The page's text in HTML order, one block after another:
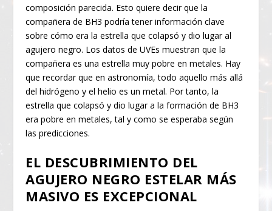
composición parecida. Esto quiere decir que la
compañera de BH3 podría tener información clave
sobre cómo era la estrella que colapsó y dio lugar al
agujero negro. Los datos de UVEs muestran que la
compañera es una estrella muy pobre en metales. Hay
que recordar que en astronomía, todo aquello más allá
del hidrógeno y el helio es un metal. Por tanto, la
estrella que colapsó y dio lugar a la formación de BH3
era pobre en metales, tal y como se esperaba según
las predicciones.
EL DESCUBRIMIENTO DEL
AGUJERO NEGRO ESTELAR MÁS
MASIVO ES EXCEPCIONAL